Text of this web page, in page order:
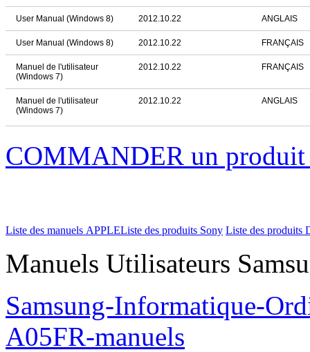
User Manual (Windows 8) 2012.10.22 ANGLAIS
User Manual (Windows 8) 2012.10.22 FRANÇAIS
Manuel de l'utilisateur
(Windows 7)
2012.10.22 FRANÇAIS
Manuel de l'utilisateur
(Windows 7)
2012.10.22 ANGLAIS
COMMANDER un
Liste des manuels APPLEListe des produits Sony Liste des produits
Manuels Utilisateurs
Samsung-Informatique-
A05FR-manuels